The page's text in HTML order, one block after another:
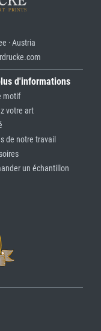
· Austria
d'informations
motif
votre art
de notre travail
un échantillon